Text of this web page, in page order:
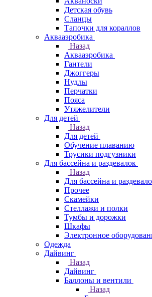
Детская обувь
Сланцы
Тапочки для кораллов
Аквааэробика
Назад
Аквааэробика
Гантели
Джоггеры
Нудлы
Перчатки
Пояса
Утяжелители
Для детей
Назад
Для детей
Обучение плаванию
Трусики подгузники
Для бассейна и раздевалок
Назад
Для бассейна и
Прочее
Скамейки
Стеллажи и полки
Тумбы и дорожки
Шкафы
Электронное
Одежда
Дайвинг
Назад
Дайвинг
Баллоны и вентили
Назад